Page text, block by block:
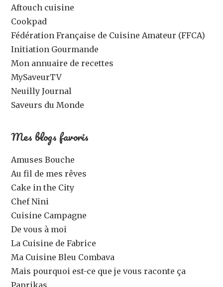
Aftouch cuisine
Cookpad
Fédération Française de Cuisine Amateur (FFCA)
Initiation Gourmande
Mon annuaire de recettes
MySaveurTV
Neuilly Journal
Saveurs du Monde
Mes blogs favoris
Amuses Bouche
Au fil de mes rêves
Cake in the City
Chef Nini
Cuisine Campagne
De vous à moi
La Cuisine de Fabrice
Ma Cuisine Bleu Combava
Mais pourquoi est-ce que je vous raconte ça
Paprikas